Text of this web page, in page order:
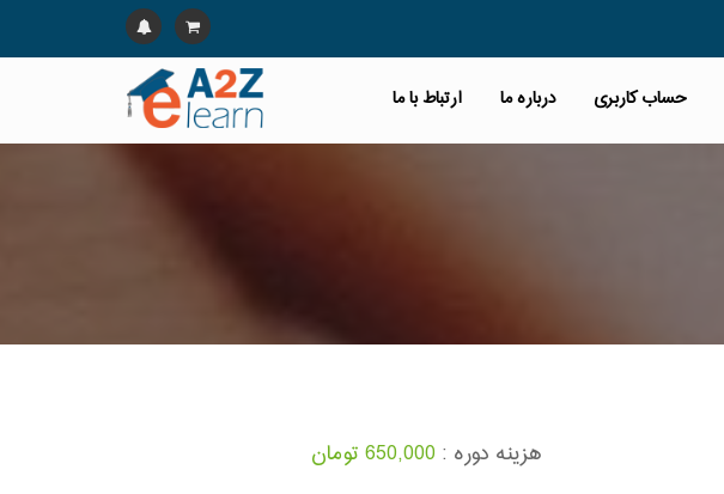
حساب کاربری درباره ما ارتباط با ما
هزینه دوره : 650,000 تومان